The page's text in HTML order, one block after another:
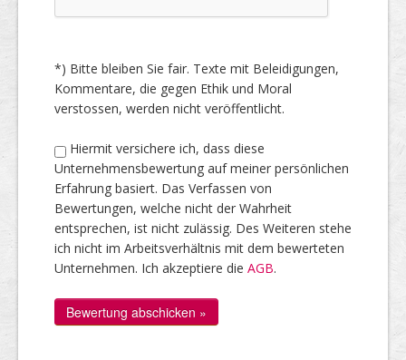
*) Bitte bleiben Sie fair. Texte mit Beleidigungen,
Kommentare, die gegen Ethik und Moral
verstossen, werden nicht veröffentlicht.
Hiermit versichere ich, dass diese
Unternehmensbewertung auf meiner persönlichen
Erfahrung basiert. Das Verfassen von
Bewertungen, welche nicht der Wahrheit
entsprechen, ist nicht zulässig. Des Weiteren stehe
ich nicht im Arbeitsverhältnis mit dem bewerteten
Unternehmen. Ich akzeptiere die AGB.